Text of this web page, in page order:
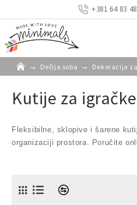
+381 64 83
Dečija soba Dekoracija
Kutije za igračke
Fleksibilne, sklopive i šarene
organizaciji prostora. Poručite